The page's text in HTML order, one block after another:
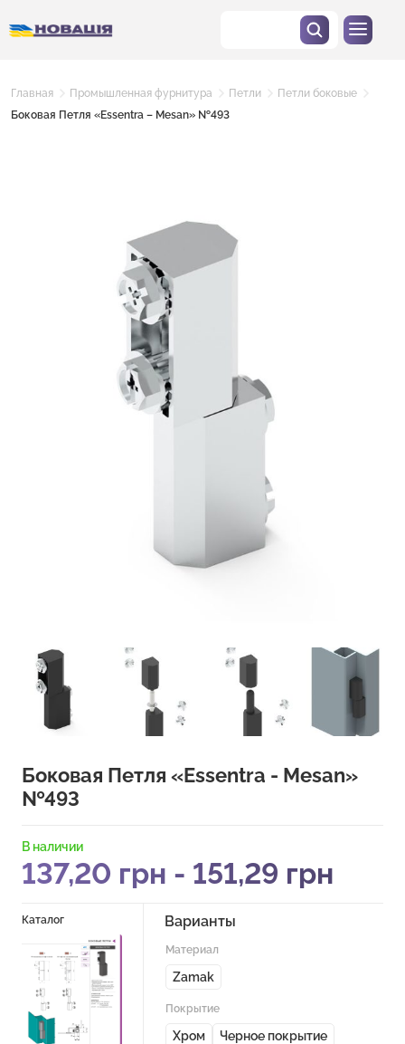
Главная Промышленная фурнитура Петли
Петли боковые
Боковая Петля «Essentra – Mesan» №493
Боковая Петля «Essentra - Mesan»
№493
В наличии
137,20 грн - 151,29 грн
Каталог Варианты
Материал
Zamak
Покрытие
Хром Черное покрытие